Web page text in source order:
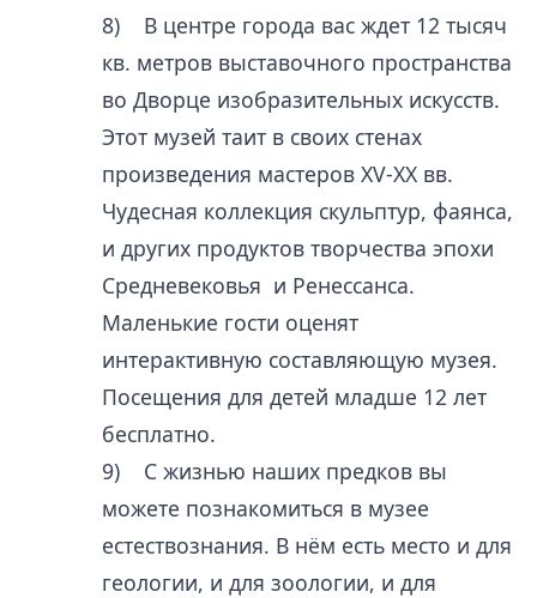
8) В центре города вас ждет 12 тысяч
кв. метров выставочного пространства
во Дворце изобразительных искусств.
Этот музей таит в своих стенах
произведения мастеров XV-XX вв.
Чудесная коллекция скульптур, фаянса,
и других продуктов творчества эпохи
Средневековья и Ренессанса.
Маленькие гости оценят
интерактивную составляющую музея.
Посещения для детей младше 12 лет
бесплатно.
9) С жизнью наших предков вы
можете познакомиться в музее
естествознания. В нём есть место и для
геологии, и для зоологии, и для